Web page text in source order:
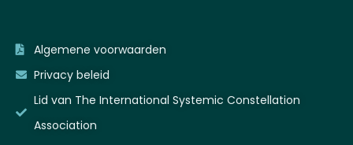
Algemene voorwaarden
Privacy beleid
Lid van The International Systemic Constellation
Association